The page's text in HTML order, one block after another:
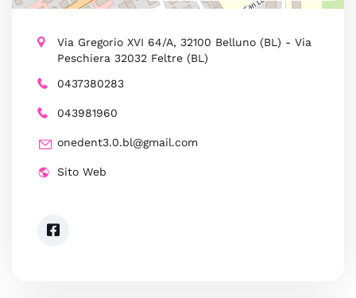
Via Gregorio XVI 64/A, 32100 Belluno (BL) - Via
Peschiera 32032 Feltre (BL)
0437380283
043981960
onedent3.0.bl@gmail.com
Sito Web